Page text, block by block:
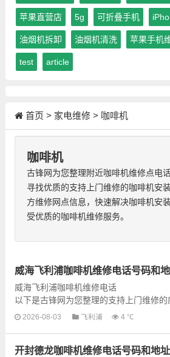
苹果直营店 5g 可折叠手机
油烟机拆卸 油烟机清洗 苹果手机
test article
首页 > 家电维修> 咖啡机
咖啡机
古锋网为您整理附近咖啡机维修点电
寻找优质的支持上门维修的咖啡机安
方维修网点信息，快速解决咖啡机安
受优质的咖啡机维修服务。
威海飞利浦咖啡机维修电话号码和
威海飞利浦咖啡机维修电话
以下是古锋网为您整理的支持上门维修
维修网点地址和号码信息，可以为您提供
2026-08-03 飞利浦 4 ℃
开封德龙咖啡机维修电话号码和地址